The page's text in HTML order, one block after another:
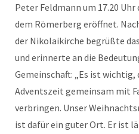
Peter Feldmann um 17.20
dem Römerberg eröffnet.
der Nikolaikirche begrüßte
und erinnerte an die
Gemeinschaft: „Es ist
Adventszeit gemeinsam mit
verbringen. Unser
ist dafür ein guter Ort. Er ist